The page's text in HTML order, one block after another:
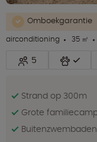
Omboekgarantie
airconditioning
35 ㎡
5
Strand op 300m
Grote